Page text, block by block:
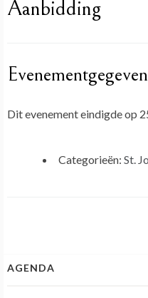
Aanbidding
Dit evenement eindigde op
Categorieën: St.
AGENDA